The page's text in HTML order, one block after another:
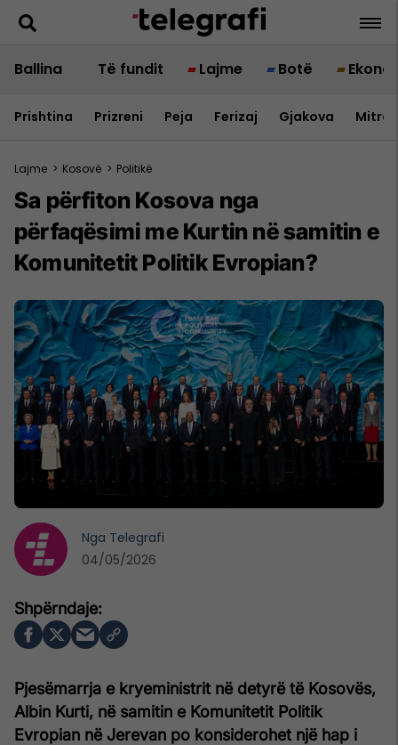
Ballina Të fundit Lajme Botë
Prishtina Prizreni Peja Ferizaj Gjakova
Lajme > Kosovë > Politikë
Sa përfiton Kosova nga
përfaqësimi me Kurtin në samitin e
Komunitetit Politik Evropian?
Pjesëmarrja e kryeministrit në detyrë të Kosovës,
Albin Kurti, në samitin e Komunitetit Politik
Evropian në Jerevan po konsiderohet një hap i
Nga Telegrafi
04/05/2026